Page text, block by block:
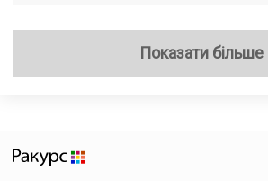
Показати більше